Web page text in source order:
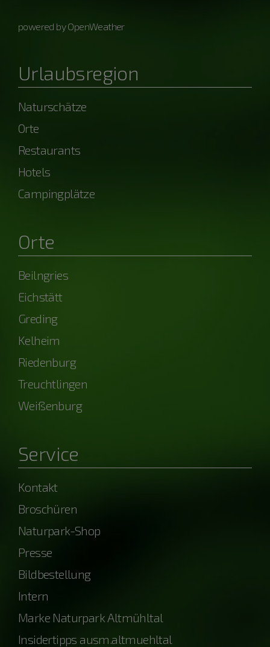
powered by OpenWeather
Urlaubsregion
Naturschätze
Orte
Restaurants
Hotels
Campingplätze
Orte
Beilngries
Eichstätt
Greding
Kelheim
Riedenburg
Treuchtlingen
Weißenburg
Service
Kontakt
Broschüren
Naturpark-Shop
Presse
Bildbestellung
Intern
Marke Naturpark Altmühltal
Insidertipps ausm.altmuehltal